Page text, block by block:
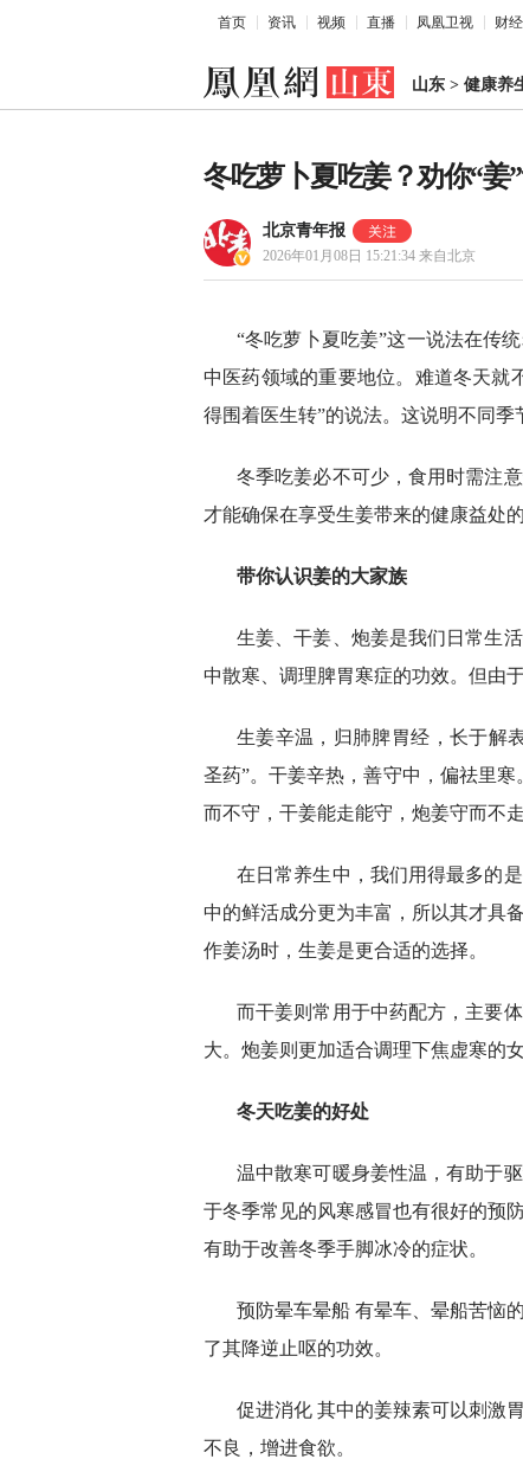
首页 资讯 视频 直播 凤凰卫视 财经
山东 > 健康养
冬吃萝卜夏吃姜？劝你“姜
北京青年报
2026年01月08日 15:21:34 来自北京
“冬吃萝卜夏吃姜”这一说法在传
中医药领域的重要地位。难道冬天就
得围着医生转”的说法。这说明不同季
冬季吃姜必不可少，食用时需注
才能确保在享受生姜带来的健康益处
带你认识姜的大家族
生姜、干姜、炮姜是我们日常生
中散寒、调理脾胃寒症的功效。但由
生姜辛温，归肺脾胃经，长于解
圣药”。干姜辛热，善守中，偏祛里
而不守，干姜能走能守，炮姜守而不走
在日常养生中，我们用得最多的
中的鲜活成分更为丰富，所以其才具
作姜汤时，生姜是更合适的选择。
而干姜则常用于中药配方，主要
大。炮姜则更加适合调理下焦虚寒的女
冬天吃姜的好处
温中散寒可暖身姜性温，有助于
于冬季常见的风寒感冒也有很好的预
有助于改善冬季手脚冰冷的症状。
预防晕车晕船 有晕车、晕船苦恼
了其降逆止呕的功效。
促进消化 其中的姜辣素可以刺激
不良，增进食欲。